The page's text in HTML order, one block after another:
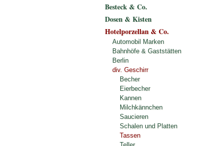
Besteck & Co.
Dosen & Kisten
Hotelporzellan & Co.
Automobil Marken
Bahnhöfe & Gaststätten
Berlin
div. Geschirr
Becher
Eierbecher
Kannen
Milchkännchen
Saucieren
Schalen und Platten
Tassen